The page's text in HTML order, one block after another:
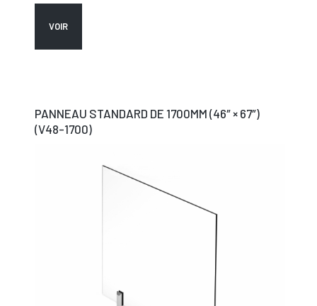
VOIR
PANNEAU STANDARD DE 1700MM (46″ × 67″)
(V48-1700)